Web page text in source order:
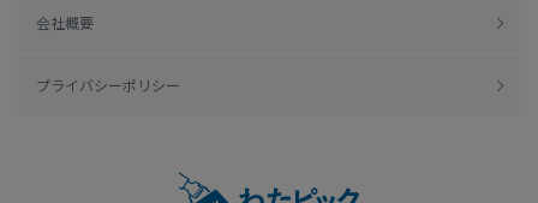
会社概要
プライバシーポリシー